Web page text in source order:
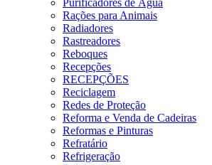
Purificadores de Água
Rações para Animais
Radiadores
Rastreadores
Reboques
Recepções
RECEPÇÕES
Reciclagem
Redes de Proteção
Reforma e Venda de Cadeiras
Reformas e Pinturas
Refratário
Refrigeração